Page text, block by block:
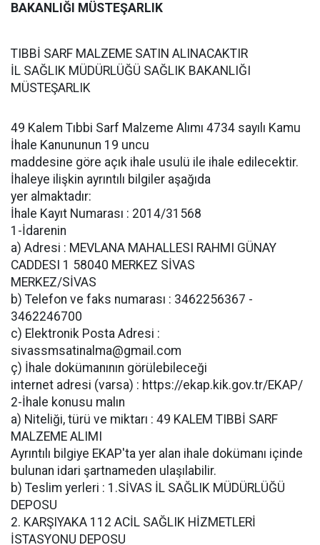
BAKANLIĞI MÜSTEŞARLIK
TIBBİ SARF MALZEME SATIN ALINACAKTIR
İL SAĞLIK MÜDÜRLÜĞÜ SAĞLIK BAKANLIĞI
MÜSTEŞARLIK
49 Kalem Tıbbi Sarf Malzeme Alımı 4734 sayılı Kamu
İhale Kanununun 19 uncu
maddesine göre açık ihale usulü ile ihale edilecektir.
İhaleye ilişkin ayrıntılı bilgiler aşağıda
yer almaktadır:
İhale Kayıt Numarası : 2014/31568
1-İdarenin
a) Adresi : MEVLANA MAHALLESI RAHMI GÜNAY
CADDESI 1 58040 MERKEZ SİVAS
MERKEZ/SİVAS
b) Telefon ve faks numarası : 3462256367 -
3462246700
c) Elektronik Posta Adresi :
sivassmsatinalma@gmail.com
ç) İhale dokümanının görülebileceği
internet adresi (varsa) : https://ekap.kik.gov.tr/EKAP/
2-İhale konusu malın
a) Niteliği, türü ve miktarı : 49 KALEM TIBBİ SARF
MALZEME ALIMI
Ayrıntılı bilgiye EKAP'ta yer alan ihale dokümanı içinde
bulunan idari şartnameden ulaşılabilir.
b) Teslim yerleri : 1.SİVAS İL SAĞLIK MÜDÜRLÜĞÜ
DEPOSU
2. KARŞIYAKA 112 ACİL SAĞLIK HİZMETLERİ
İSTASYONU DEPOSU